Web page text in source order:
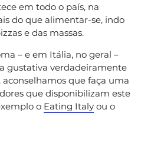
em todo o país, na
do que alimentar-se, indo
e das massas.
– e em Itália, no geral –
gustativa verdadeiramente
que faça uma
que disponibilizam este
o Eating Italy ou o